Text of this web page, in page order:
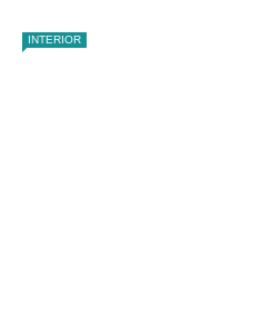
INTERIOR